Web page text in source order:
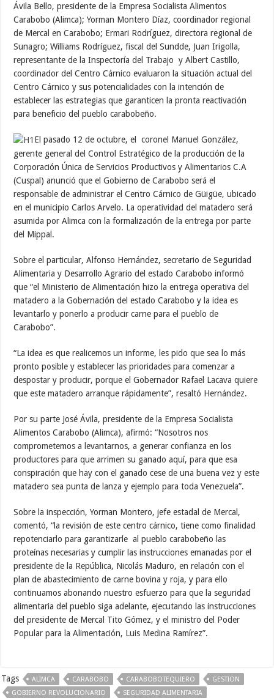
Ávila Bello, presidente de la Empresa Socialista Alimentos
Carabobo (Alimca); Yorman Montero Díaz, coordinador regional
de Mercal en Carabobo; Ermari Rodríguez, directora regional de
Sunagro; Williams Rodríguez, fiscal del Sundde, Juan Irigolla,
representante de la Inspectoría del Trabajo y Albert Castillo,
coordinador del Centro Cárnico evaluaron la situación actual del
Centro Cárnico y sus potencialidades con la intención de
establecer las estrategias que garanticen la pronta reactivación
para beneficio del pueblo carabobeño.
El pasado 12 de octubre, el coronel Manuel González,
gerente general del Control Estratégico de la producción de la
Corporación Única de Servicios Productivos y Alimentarios C.A
(Cuspal) anunció que el Gobierno de Carabobo será el
responsable de administrar el Centro Cárnico de Güigüe, ubicado
en el municipio Carlos Arvelo. La operatividad del matadero será
asumida por Alimca con la formalización de la entrega por parte
del Mippal.
Sobre el particular, Alfonso Hernández, secretario de Seguridad
Alimentaria y Desarrollo Agrario del estado Carabobo informó
que “el Ministerio de Alimentación hizo la entrega operativa del
matadero a la Gobernación del estado Carabobo y la idea es
levantarlo y ponerlo a producir carne para el pueblo de
Carabobo”.
“La idea es que realicemos un informe, les pido que sea lo más
pronto posible y establecer las prioridades para comenzar a
despostar y producir, porque el Gobernador Rafael Lacava quiere
que este matadero arranque rápidamente”, resaltó Hernández.
Por su parte José Ávila, presidente de la Empresa Socialista
Alimentos Carabobo (Alimca), afirmó: “Nosotros nos
comprometemos a levantarnos, a generar confianza en los
productores para que arrimen su ganado aquí, para que esa
conspiración que hay con el ganado cese de una buena vez y este
matadero sea punta de lanza y ejemplo para toda Venezuela”.
Sobre la inspección, Yorman Montero, jefe estadal de Mercal,
comentó, “la revisión de este centro cárnico, tiene como finalidad
repotenciarlo para garantizarle al pueblo carabobeño las
proteínas necesarias y cumplir las instrucciones emanadas por el
presidente de la República, Nicolás Maduro, en relación con el
plan de abastecimiento de carne bovina y roja, y para ello
continuamos abonando nuestro esfuerzo para que la seguridad
alimentaria del pueblo siga adelante, ejecutando las instrucciones
del presidente de Mercal Tito Gómez, y el ministro del Poder
Popular para la Alimentación, Luis Medina Ramírez”.
Tags ALIMCA CARABOBO CARABOBOTEQUIERO
GESTION
GOBIERNO REVOLUCIONARIO
SEGURIDAD ALIMENTARIA